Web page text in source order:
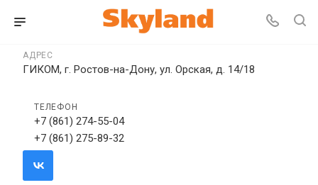
АДРЕС
ГИКОМ, г. Ростов-на-Дону, ул. Орская, д. 14/18
ТЕЛЕФОН
+7 (861) 274-55-04
+7 (861) 275-89-32